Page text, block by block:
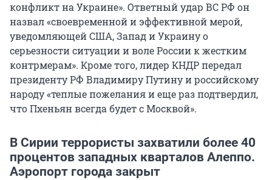
конфликт на Украине». Ответный удар ВС РФ он
назвал «своевременной и эффективной мерой,
уведомляющей США, Запад и Украину о
серьезности ситуации и воле России к жестким
контрмерам». Кроме того, лидер КНДР передал
президенту РФ Владимиру Путину и российскому
народу «теплые пожелания и еще раз подтвердил,
что Пхеньян всегда будет с Москвой».
В Сирии террористы захватили более 40
процентов западных кварталов Алеппо.
Аэропорт города закрыт